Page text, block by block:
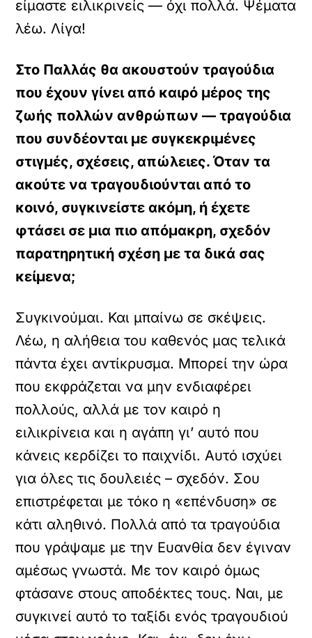
είμαστε ειλικρινείς — όχι πολλά. Ψέματα
λέω. Λίγα!
Στο Παλλάς θα ακουστούν τραγούδια
που έχουν γίνει από καιρό μέρος της
ζωής πολλών ανθρώπων — τραγούδια
που συνδέονται με συγκεκριμένες
στιγμές, σχέσεις, απώλειες. Όταν τα
ακούτε να τραγουδιούνται από το
κοινό, συγκινείστε ακόμη, ή έχετε
φτάσει σε μια πιο απόμακρη, σχεδόν
παρατηρητική σχέση με τα δικά σας
κείμενα;
Συγκινούμαι. Και μπαίνω σε σκέψεις.
Λέω, η αλήθεια του καθενός μας τελικά
πάντα έχει αντίκρυσμα. Μπορεί την ώρα
που εκφράζεται να μην ενδιαφέρει
πολλούς, αλλά με τον καιρό η
ειλικρίνεια και η αγάπη γι’ αυτό που
κάνεις κερδίζει το παιχνίδι. Αυτό ισχύει
για όλες τις δουλειές – σχεδόν. Σου
επιστρέφεται με τόκο η «επένδυση» σε
κάτι αληθινό. Πολλά από τα τραγούδια
που γράψαμε με την Ευανθία δεν έγιναν
αμέσως γνωστά. Με τον καιρό όμως
φτάσανε στους αποδέκτες τους. Ναι, με
συγκινεί αυτό το ταξίδι ενός τραγουδιού